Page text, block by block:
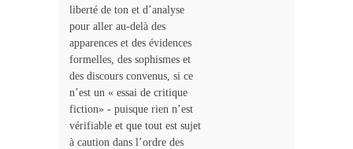
liberté de ton et d’analyse
pour aller au-delà des
apparences et des évidences
formelles, des sophismes et
des discours convenus, si ce
n’est un « essai de critique
fiction» - puisque rien n’est
vérifiable et que tout est sujet
à caution dans l’ordre des